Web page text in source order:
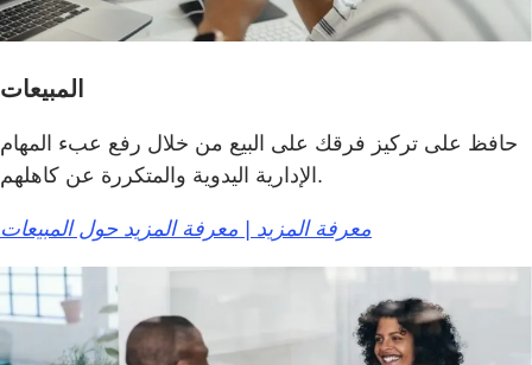
المبيعات
حافظ على تركيز فرقك على البيع من خلال رفع عبء المهام
الإدارية اليدوية والمتكررة عن كاهلهم.
معرفة المزيد | معرفة المزيد حول المبيعات